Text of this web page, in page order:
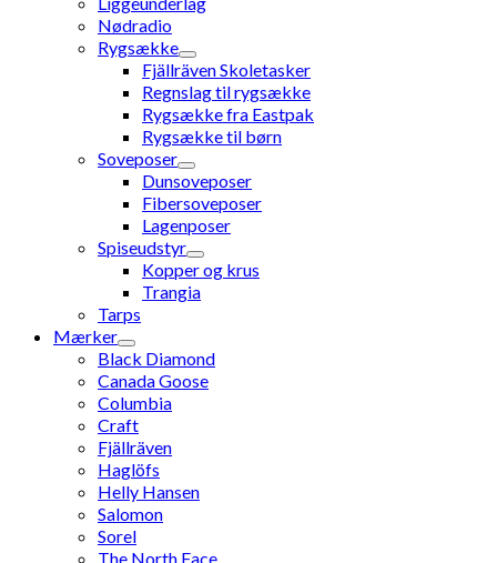
Nødradio
Rygsække
Fjällräven Skoletasker
Regnslag til rygsække
Rygsække fra Eastpak
Rygsække til børn
Soveposer
Dunsoveposer
Fibersoveposer
Lagenposer
Spiseudstyr
Kopper og krus
Trangia
Tarps
Mærker
Black Diamond
Canada Goose
Columbia
Craft
Fjällräven
Haglöfs
Helly Hansen
Salomon
Sorel
The North Face